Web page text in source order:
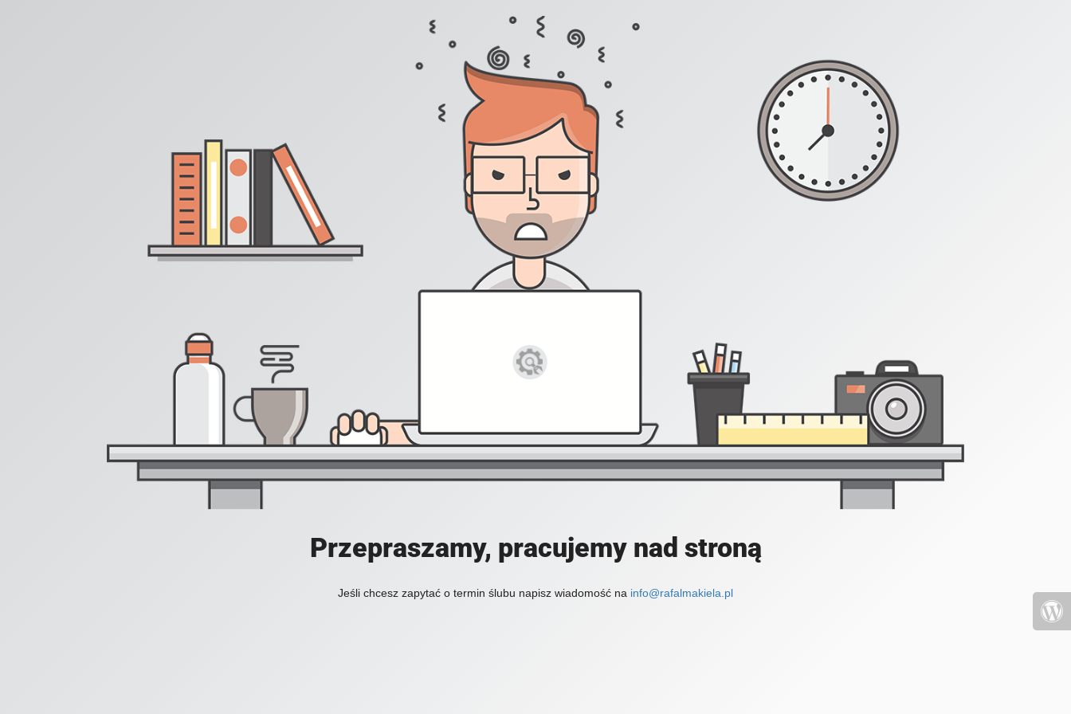
Przepraszamy, pracujemy nad stroną
Jeśli chcesz zapytać o termin ślubu napisz wiadomość na info@rafalmakiela.pl